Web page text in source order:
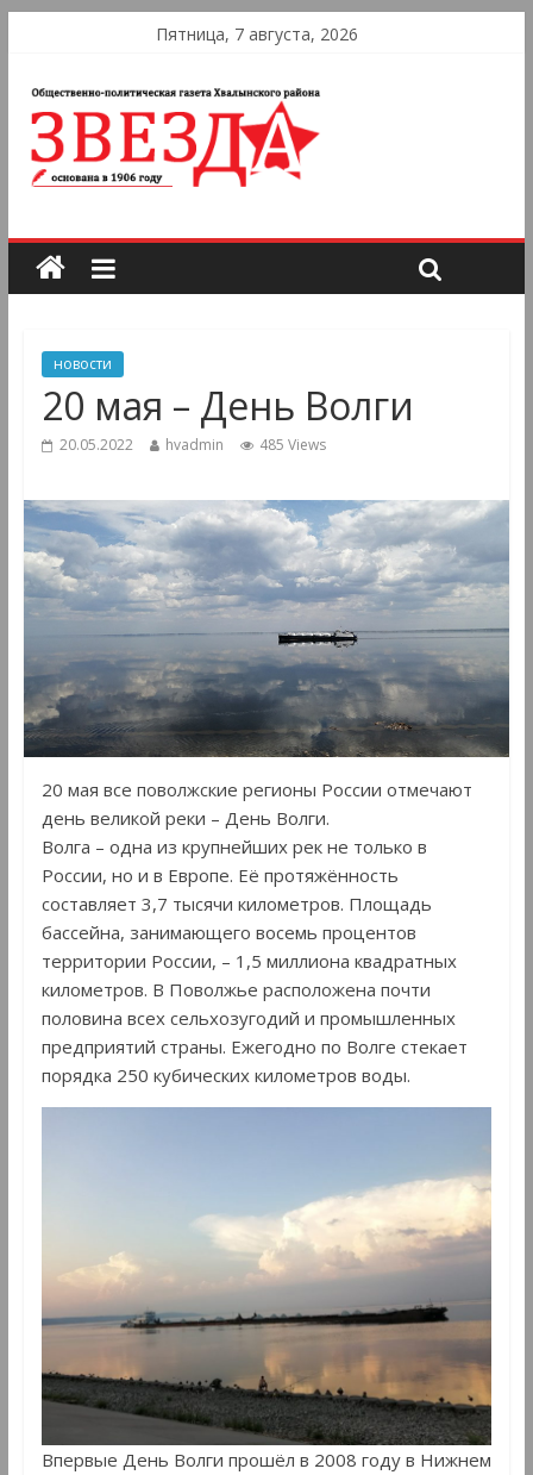
Пятница, 7 августа, 2026
новости
20 мая – День Волги
20.05.2022 hvadmin 485 Views
20 мая все поволжские регионы России отмечают
день великой реки – День Волги.
Волга – одна из крупнейших рек не только в
России, но и в Европе. Её протяжённость
составляет 3,7 тысячи километров. Площадь
бассейна, занимающего восемь процентов
территории России, – 1,5 миллиона квадратных
километров. В Поволжье расположена почти
половина всех сельхозугодий и промышленных
предприятий страны. Ежегодно по Волге стекает
порядка 250 кубических километров воды.
Впервые День Волги прошёл в 2008 году в Нижнем